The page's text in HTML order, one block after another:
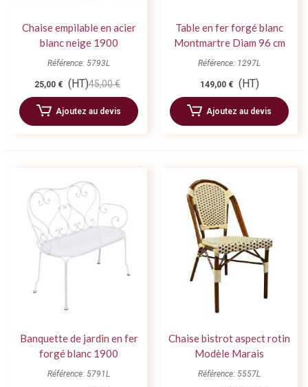
Chaise empilable en acier
blanc neige 1900
Référence: 5793L
25,00 € (HT)45,00 €
Ajoutez au devis
Table en fer forgé blanc
Montmartre Diam 96 cm
Référence: 1297L
149,00 € (HT)
Ajoutez au devis
Banquette de jardin en fer
forgé blanc 1900
Référence: 5791L
Chaise bistrot aspect rotin
Modèle Marais
Référence: 5557L